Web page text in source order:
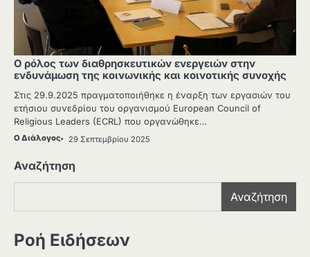
Ο ρόλος των διαθρησκευτικών ενεργειών στην
ενδυνάμωση της κοινωνικής και κοινοτικής συνοχής
Στις 29.9.2025 πραγματοποιήθηκε η έναρξη των εργασιών του
ετήσιου συνεδρίου του οργανισμού European Council of
Religious Leaders (ECRL) που οργανώθηκε…
Ο Διάλογος 29 Σεπτεμβρίου 2025
Αναζήτηση
Αναζήτηση
Ροή Ειδήσεων